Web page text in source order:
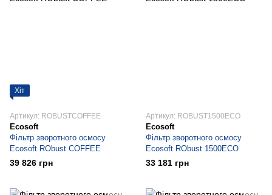
Хіт
Артикул: ROBUSTCOFFEE
Ecosoft
Фільтр зворотного осмосу
Ecosoft RObust COFFEE
39 826 грн
Артикул: ROBUST1500ECO
Ecosoft
Фільтр зворотного осмосу
Ecosoft RObust 1500ECO
33 181 грн